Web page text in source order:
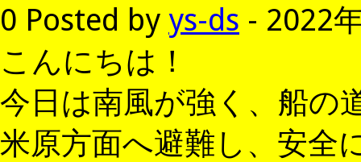
0 Posted by ys-ds - 2022
こんにちは！
今日は南風が強く、船の
米原方面へ避難し、安全